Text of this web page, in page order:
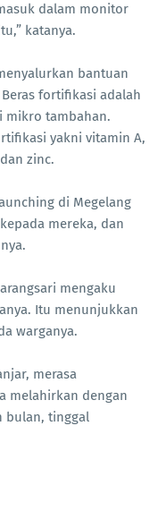
dalam monitor
katanya.
bantuan
fortifikasi adalah
mikro tambahan.
yakni vitamin A,
zinc.
di Megelang
mereka, dan
mengaku
Itu menunjukkan
warganya.
merasa
melahirkan dengan
bulan, tinggal